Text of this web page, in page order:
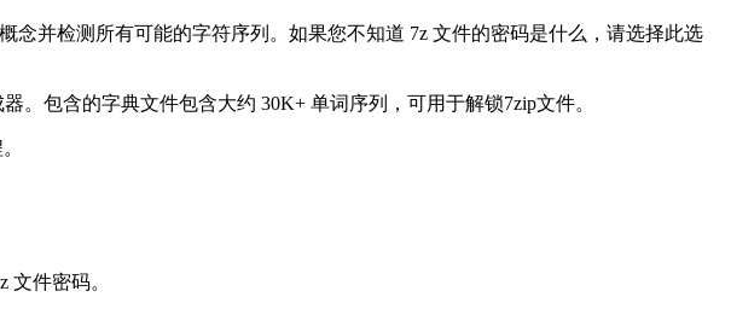
并检测所有可能的字符序列。如果您不知道 7z 文件的密码是什么，请选择此选
。包含的字典文件包含大约 30K+ 单词序列，可用于解锁7zip文件。
文件密码。